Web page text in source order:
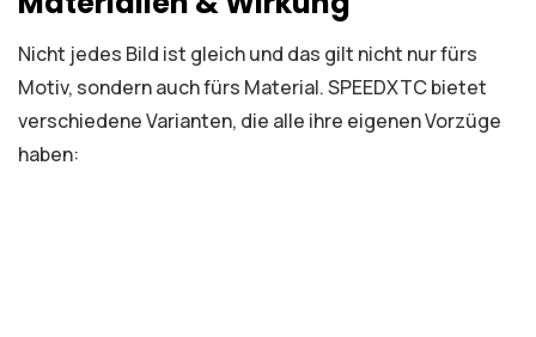
Nicht jedes Bild ist gleich und das gilt nicht nur fürs
Motiv, sondern auch fürs Material. SPEEDXTC bietet
verschiedene Varianten, die alle ihre eigenen Vorzüge
haben: